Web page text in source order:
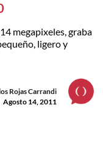
megapixeles, graba
ligero y
Rojas Carrandi
Agosto 14, 2011